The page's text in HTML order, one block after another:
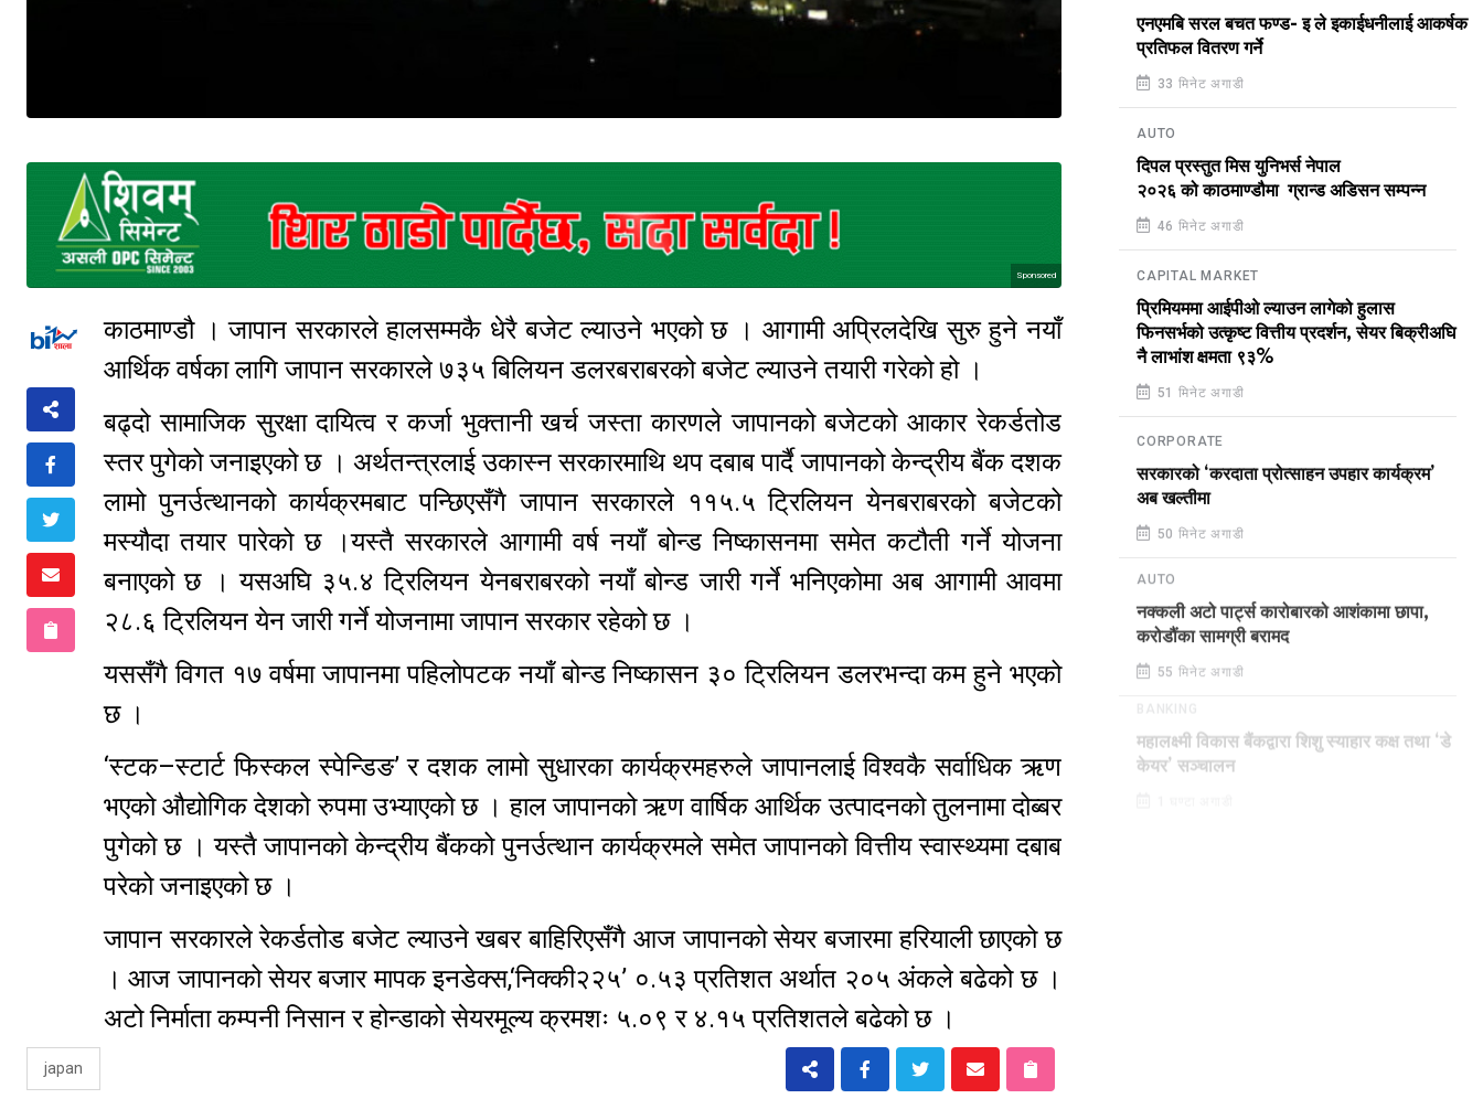
Sponsored
काठमाण्डौ । जापान सरकारले हालसम्मकै धेरै बजेट ल्याउने भएको छ । आगामी अप्रिलदेखि सुरु हुने नयाँ
आर्थिक वर्षका लागि जापान सरकारले ७३५ बिलियन डलरबराबरको बजेट ल्याउने तयारी गरेको हो ।
बढ्दो सामाजिक सुरक्षा दायित्व र कर्जा भुक्तानी खर्च जस्ता कारणले जापानको बजेटको आकार रेकर्डतोड
स्तर पुगेको जनाइएको छ । अर्थतन्त्रलाई उकास्न सरकारमाथि थप दबाब पार्दै जापानको केन्द्रीय बैंक दशक
लामो पुनर्उत्थानको कार्यक्रमबाट पन्छिएसँगै जापान सरकारले ११५.५ ट्रिलियन येनबराबरको बजेटको
मस्यौदा तयार पारेको छ ।यस्तै सरकारले आगामी वर्ष नयाँ बोन्ड निष्कासनमा समेत कटौती गर्ने योजना
बनाएको छ । यसअघि ३५.४ ट्रिलियन येनबराबरको नयाँ बोन्ड जारी गर्ने भनिएकोमा अब आगामी आवमा
२८.६ ट्रिलियन येन जारी गर्ने योजनामा जापान सरकार रहेको छ ।
यससँगै विगत १७ वर्षमा जापानमा पहिलोपटक नयाँ बोन्ड निष्कासन ३० ट्रिलियन डलरभन्दा कम हुने भएको
छ ।
‘स्टक–स्टार्ट फिस्कल स्पेन्डिङ’ र दशक लामो सुधारका कार्यक्रमहरुले जापानलाई विश्वकै सर्वाधिक ऋण
भएको औद्योगिक देशको रुपमा उभ्याएको छ । हाल जापानको ऋण वार्षिक आर्थिक उत्पादनको तुलनामा दोब्बर
पुगेको छ । यस्तै जापानको केन्द्रीय बैंकको पुनर्उत्थान कार्यक्रमले समेत जापानको वित्तीय स्वास्थ्यमा दबाब
परेको जनाइएको छ ।
जापान सरकारले रेकर्डतोड बजेट ल्याउने खबर बाहिरिएसँगै आज जापानको सेयर बजारमा हरियाली छाएको छ
। आज जापानको सेयर बजार मापक इनडेक्स,‘निक्की२२५’ ०.५३ प्रतिशत अर्थात २०५ अंकले बढेको छ ।
अटो निर्माता कम्पनी निसान र होन्डाको सेयरमूल्य क्रमशः ५.०९ र ४.१५ प्रतिशतले बढेको छ ।
japan
एनएमबि सरल बचत फण्ड- इ ले इकाईधनीलाई आकर्षक
प्रतिफल वितरण गर्ने
33 मिनेट अगाडी
AUTO
दिपल प्रस्तुत मिस युनिभर्स नेपाल
२०२६ को काठमाण्डौमा ग्रान्ड अडिसन सम्पन्न
46 मिनेट अगाडी
CAPITAL MARKET
प्रिमियममा आईपीओ ल्याउन लागेको हुलास
फिनसर्भको उत्कृष्ट वित्तीय प्रदर्शन, सेयर बिक्रीअघि
नै लाभांश क्षमता ९३%
51 मिनेट अगाडी
CORPORATE
सरकारको ‘करदाता प्रोत्साहन उपहार कार्यक्रम’
अब खल्तीमा
50 मिनेट अगाडी
AUTO
नक्कली अटो पार्ट्स कारोबारको आशंकामा छापा,
करोडौंका सामग्री बरामद
55 मिनेट अगाडी
महालक्ष्मी विकास बैंकद्वारा शिशु स्याहार कक्ष तथा ‘डे